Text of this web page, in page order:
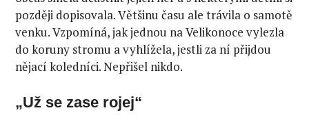
později dopisovala. Většinu času ale trávila o samotě
venku. Vzpomíná, jak jednou na Velikonoce vylezla
do koruny stromu a vyhlížela, jestli za ní přijdou
nějací koledníci. Nepřišel nikdo.
„Už se zase rojej“